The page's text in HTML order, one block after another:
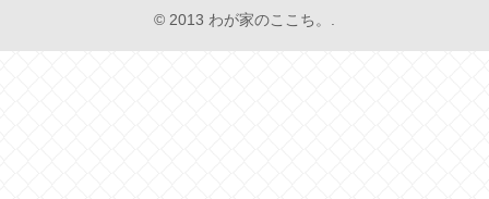
© 2013 わが家のここち。.